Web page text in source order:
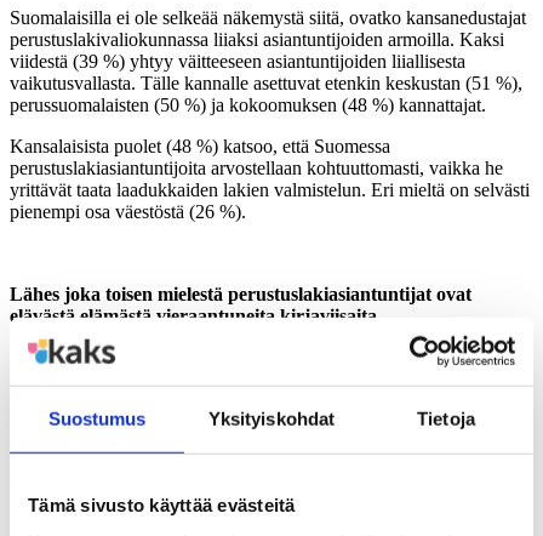
Suostumus Yksityiskohdat Tietoja
Tämä sivusto käyttää evästeitä
Suomalaisilla ei ole selkeää näkemystä siitä, ovatko kansanedustajat
perustuslakivaliokunnassa liiaksi asiantuntijoiden armoilla. Kaksi
viidestä (39 %) yhtyy väitteeseen asiantuntijoiden liiallisesta
vaikutusvallasta. Tälle kannalle asettuvat etenkin keskustan (51 %),
perussuomalaisten (50 %) ja kokoomuksen (48 %) kannattajat.
Kansalaisista puolet (48 %) katsoo, että Suomessa
perustuslakiasiantuntijoita arvostellaan kohtuuttomasti, vaikka he
yrittävät taata laadukkaiden lakien valmistelun. Eri mieltä on selvästi
pienempi osa väestöstä (26 %).
Lähes joka toisen mielestä perustuslakiasiantuntijat ovat
elävästä elämästä vieraantuneita kirjaviisaita
Valtiosääntöoppineisiin kohdistuu kuitenkin myös kritiikkiä.